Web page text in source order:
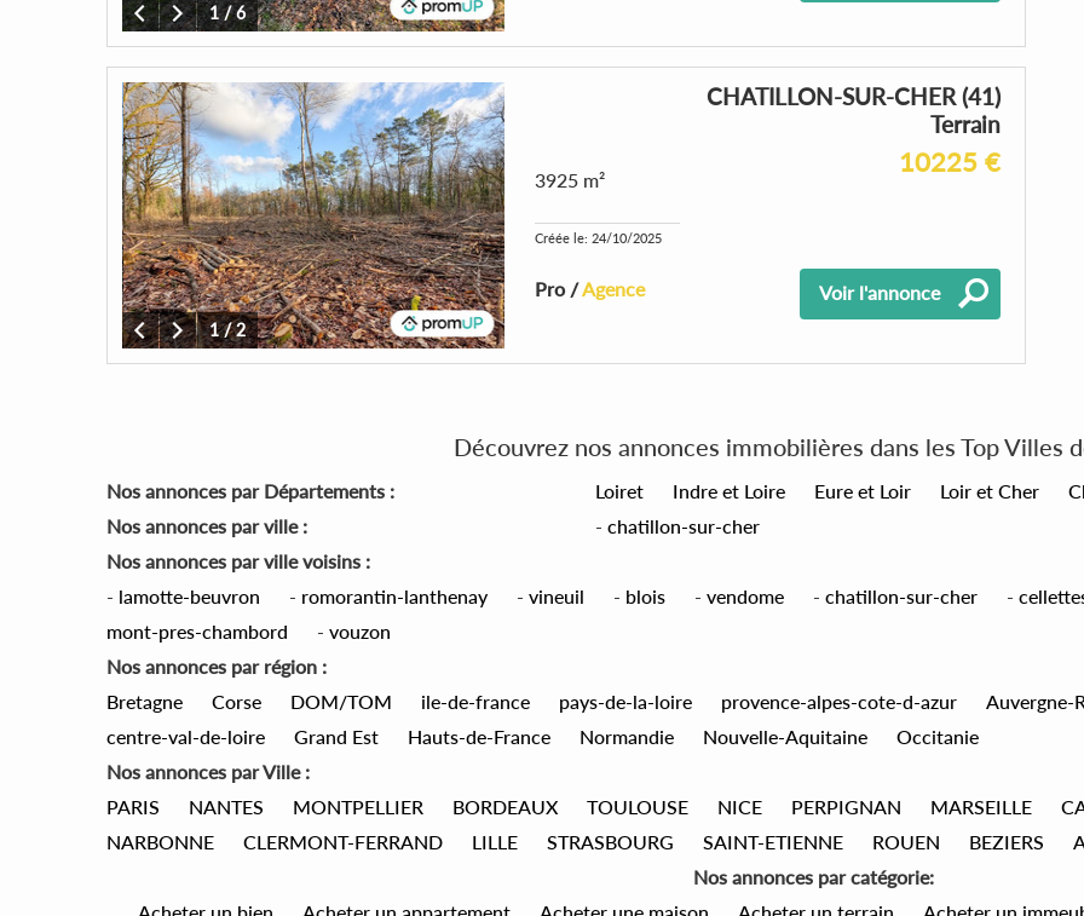
1/6
1/2
CHATILLON-SUR-CHER (41)
Terrain
10225 €
3925 m²
Créée le: 24/10/2025
Pro /Agence Voir l'annonce
Découvrez nos annonces immobilières dans les Top Villes
Nos annonces par Départements : Loiret Indre et Loire Eure et Loir Loir et Cher
Nos annonces par ville :
- chatillon-sur-cher
Nos annonces par ville voisins :
- lamotte-beuvron - romorantin-lanthenay - vineuil - blois - vendome - chatillon-sur-cher -
mont-pres-chambord
- vouzon
Nos annonces par région :
Bretagne
Corse DOM/TOM ile-de-france pays-de-la-loire provence-alpes-cote-d-azur Auvergne-
centre-val-de-loire
Grand Est Hauts-de-France Normandie Nouvelle-Aquitaine
Occitanie
Nos annonces par Ville :
PARIS
NANTES MONTPELLIER BORDEAUX TOULOUSE NICE PERPIGNAN MARSEILLE
NARBONNE
CLERMONT-FERRAND LILLE STRASBOURG SAINT-ETIENNE ROUEN BEZIERS
Nos annonces par catégorie:
Acheter un bien
Acheter un appartement Acheter une maison Acheter un terrain Acheter un